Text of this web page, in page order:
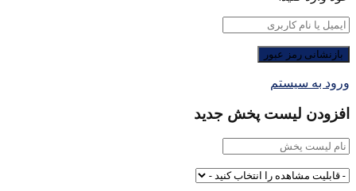
ورود به سیستم
افزودن لیست پخش جدید